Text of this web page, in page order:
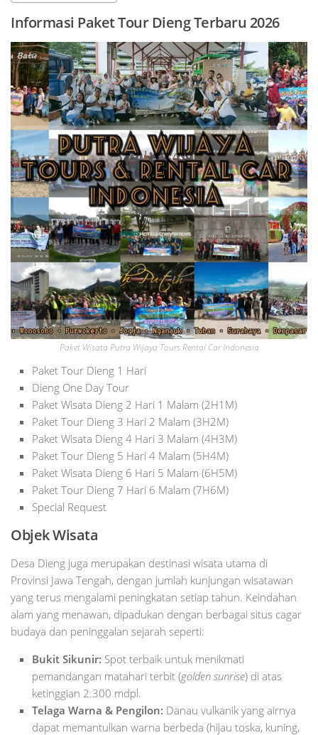
Informasi Paket Tour Dieng Terbaru 2026
Paket Wisata Putra Wijaya Tours Rental Car Indonesia
Paket Tour Dieng 1 Hari
Dieng One Day Tour
Paket Wisata Dieng 2 Hari 1 Malam (2H1M)
Paket Tour Dieng 3 Hari 2 Malam (3H2M)
Paket Wisata Dieng 4 Hari 3 Malam (4H3M)
Paket Tour Dieng 5 Hari 4 Malam (5H4M)
Paket Wisata Dieng 6 Hari 5 Malam (6H5M)
Paket Tour Dieng 7 Hari 6 Malam (7H6M)
Special Request
Objek Wisata
Desa Dieng juga merupakan destinasi wisata utama di
Provinsi Jawa Tengah, dengan jumlah kunjungan wisatawan
yang terus mengalami peningkatan setiap tahun. Keindahan
alam yang menawan, dipadukan dengan berbagai situs cagar
budaya dan peninggalan sejarah seperti:
Bukit Sikunir: Spot terbaik untuk menikmati
pemandangan matahari terbit (golden sunrise) di atas
ketinggian 2.300 mdpl.
Telaga Warna & Pengilon: Danau vulkanik yang airnya
dapat memantulkan warna berbeda (hijau toska, kuning,